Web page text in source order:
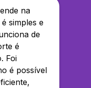
na
simples e
de
é
Foi
é possível